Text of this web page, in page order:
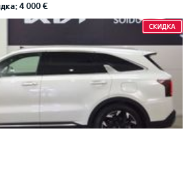
4 000 €
СКИДКА